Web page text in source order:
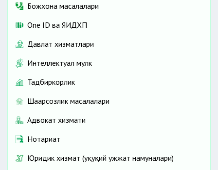
Божхона масалалари
One ID ва ЯИДХП
Давлат хизматлари
Интеллектуал мулк
Тадбиркорлик
Шаҳарсозлик масалалари
Адвокат хизмати
Нотариат
Юридик хизмат (ҳуқуқий ҳужжат намуналари)